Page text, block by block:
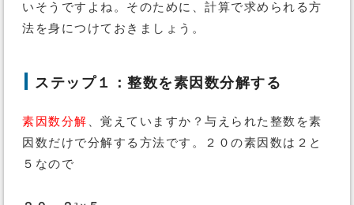
いそうですよね。そのために、計算で求められる方
法を身につけておきましょう。
ステップ１：整数を素因数分解する
素因数分解 、覚えていますか？与えられた整数を素
因数だけで分解する方法です。２０の素因数は２と
５なので